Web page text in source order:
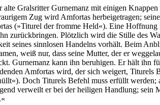
Gralsritter Gurnemanz mit einigen
Zug wird Amfortas herbeigetragen;
(»Titurel der fromme Held«). Eine
zurückbringen. Plötzlich wird die Stille des
seines sinnlosen Handelns vorhält. Beim
weiß nur, dass seine Mutter, der er
Gurnemanz kann ihn beruhigen. Er hält ihn
Amfortas wird, der sich weigert, Titurels
Doch Titurels Befehl muss erfüllt
verweilt er bei der heiligen Handlung;